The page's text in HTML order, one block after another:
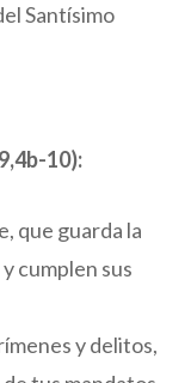
Santísimo
10):
que guarda la
cumplen sus
y delitos,